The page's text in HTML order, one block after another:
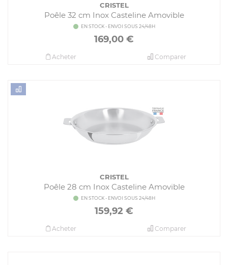
CRISTEL
Poêle 32 cm Inox Casteline Amovible
EN STOCK - ENVOI SOUS 24/48H
169,00 €
Comparer
Acheter
CRISTEL
Poêle 28 cm Inox Casteline Amovible
EN STOCK - ENVOI SOUS 24/48H
159,92 €
Comparer
Acheter